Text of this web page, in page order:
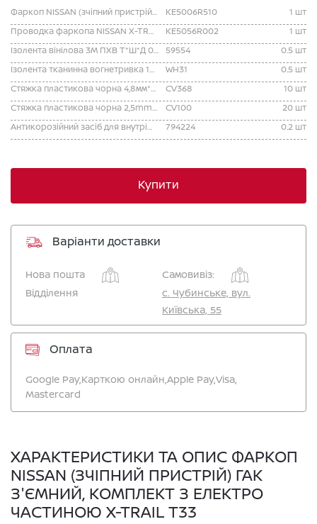
Фаркоп NISSAN (зчіпний пристрій) з'ємний X-TRAIL T33 KE5006R510
1 шт
Проводка фаркопа NISSAN X-TRAIL T33, TEK 7-pin
KE5056R002
1 шт
Ізолента вінілова 3М ПХВ Т*Ш*Д 0,13ммх19ммх20м/
59554
0.5 шт
Ізолента тканинна вогнетривка 19мм*15м
WH31
0.5 шт
Стяжка пластикова чорна 4,8мм*368мм/1шт
CV368
10 шт
Стяжка пластикова чорна 2,5mm*100mm/1шт
CV100
20 шт
Антикорозійний засіб для внутрішніх порожнин ТЕРОЗОН WX 215 CC AE 500ML
794224 0.2 шт
Купити
Варіанти доставки
Нова пошта
Самовивіз:
Відділення
c. Чубинське, вул.
Київська, 55
Оплата
Google Pay,Карткою онлайн,Apple Pay,Visa,
Mastercard
ХАРАКТЕРИСТИКИ ТА ОПИС ФАРКОП
NISSAN (ЗЧІПНИЙ ПРИСТРІЙ) ГАК
З'ЄМНИЙ, КОМПЛЕКТ З ЕЛЕКТРО
ЧАСТИНОЮ X-TRAIL T33